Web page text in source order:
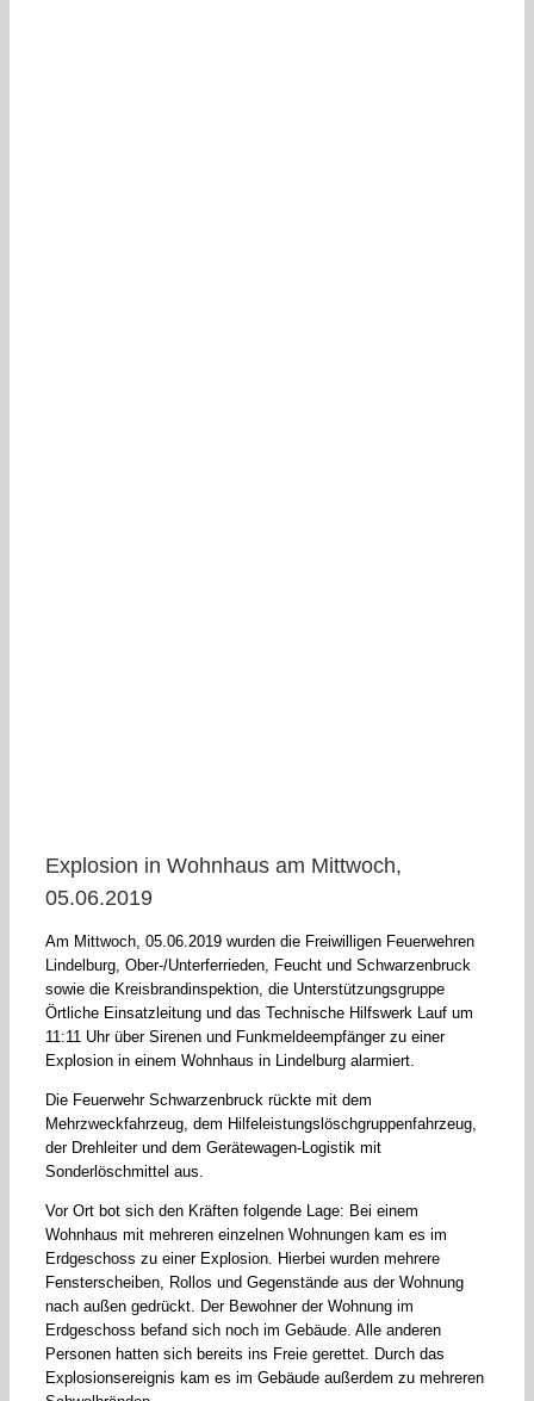
Explosion in Wohnhaus am Mittwoch,
05.06.2019
Am Mittwoch, 05.06.2019 wurden die Freiwilligen Feuerwehren
Lindelburg, Ober-/Unterferrieden, Feucht und Schwarzenbruck
sowie die Kreisbrandinspektion, die Unterstützungsgruppe
Örtliche Einsatzleitung und das Technische Hilfswerk Lauf um
11:11 Uhr über Sirenen und Funkmeldeempfänger zu einer
Explosion in einem Wohnhaus in Lindelburg alarmiert.
Die Feuerwehr Schwarzenbruck rückte mit dem
Mehrzweckfahrzeug, dem Hilfeleistungslöschgruppenfahrzeug,
der Drehleiter und dem Gerätewagen-Logistik mit
Sonderlöschmittel aus.
Vor Ort bot sich den Kräften folgende Lage: Bei einem
Wohnhaus mit mehreren einzelnen Wohnungen kam es im
Erdgeschoss zu einer Explosion. Hierbei wurden mehrere
Fensterscheiben, Rollos und Gegenstände aus der Wohnung
nach außen gedrückt. Der Bewohner der Wohnung im
Erdgeschoss befand sich noch im Gebäude. Alle anderen
Personen hatten sich bereits ins Freie gerettet. Durch das
Explosionsereignis kam es im Gebäude außerdem zu mehreren